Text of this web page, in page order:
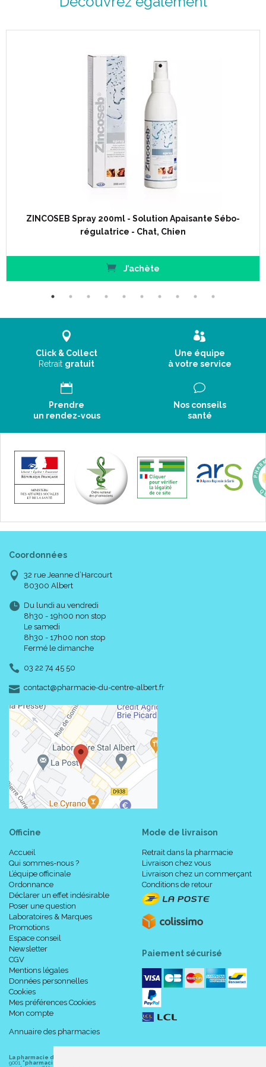
ZINCOSEB Spray 200ml - Solution Apaisante Sébo-
régulatrice - Chat, Chien
J’achète
Click & Collect
Retrait gratuit
Une équipe
à votre service
Prendre
un rendez-vous
Nos conseils
santé
Coordonnées
32 rue Jeanne d’Harcourt
80300 Albert
Du lundi au vendredi
8h30 - 19h00 non stop
Le samedi
8h30 - 17h00 non stop
Fermé le dimanche
03 22 74 45 50
contact-
@-
pharmacie-du-centre-albert.fr
Officine
Accueil
Qui sommes-nous ?
L’équipe officinale
Ordonnance
Déclarer un effet indésirable
Poser une question
Laboratoires & Marques
Promotions
Espace conseil
Newsletter
CGV
Mentions légales
Données personnelles
Cookies
Mes préférences Cookies
Mon compte
Annuaire des pharmacies
Mode de livraison
Retrait dans la pharmacie
Livraison chez vous
Livraison chez un commerçant
Conditions de retour
Paiement sécurisé
La pharmacie du centre à Albert
9001. "pharmacie-du-centre-albert.fr "